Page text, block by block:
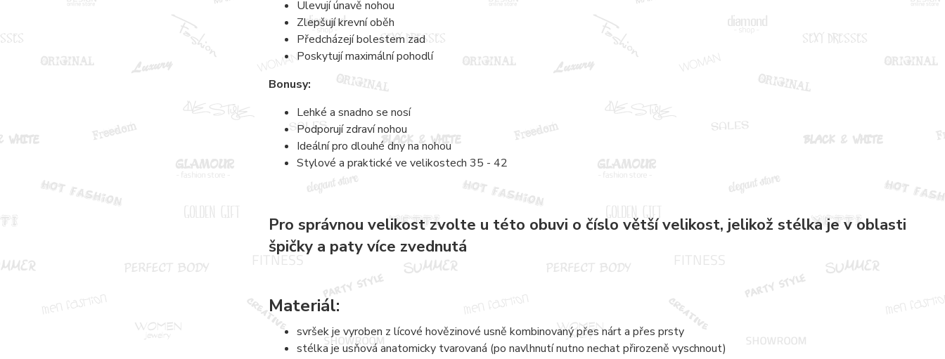
Ulevují únavě nohou
Zlepšují krevní oběh
Předcházejí bolestem zad
Poskytují maximální pohodlí
Bonusy:
Lehké a snadno se nosí
Podporují zdraví nohou
Ideální pro dlouhé dny na nohou
Stylové a praktické ve velikostech 35 - 42
Pro správnou velikost zvolte u této obuvi o číslo větší velikost, jelikož stélka je v oblasti
špičky a paty více zvednutá
Materiál:
svršek je vyroben z lícové hovězinové usně kombinovaný přes nárt a přes prsty
stélka je usňová anatomicky tvarovaná (po navlhnutí nutno nechat přirozeně vyschnout)